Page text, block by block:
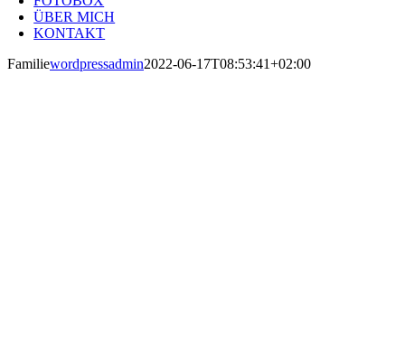
ÜBER MICH
KONTAKT
Familiewordpressadmin2022-06-17T08:53:41+02:00